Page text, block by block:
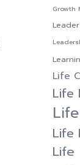
Growth
Life
Life
Life
Life